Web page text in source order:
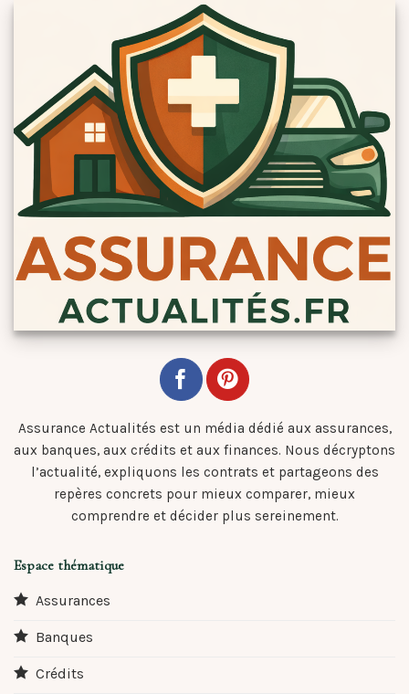
Assurance Actualités est un média dédié aux assurances,
aux banques, aux crédits et aux finances. Nous décryptons
l’actualité, expliquons les contrats et partageons des
repères concrets pour mieux comparer, mieux
comprendre et décider plus sereinement.
Espace thématique
Assurances
Banques
Crédits